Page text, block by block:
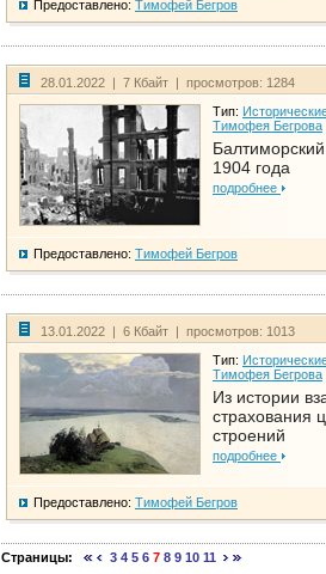
Предоставлено: Тимофей Бегров
28.01.2022 | 7 Кбайт | просмотров: 1284
Тип:
Тимофея Бегрова
1904 года
подробнее
Предоставлено: Тимофей Бегров
13.01.2022 | 6 Кбайт | просмотров: 1013
Тип:
Тимофея Бегрова
Из истории
страхования
строений
подробнее
Предоставлено: Тимофей Бегров
Страницы: 3 4 5 6 7 8 9 10 11